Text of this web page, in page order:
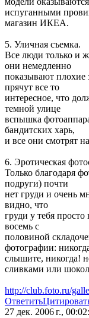
испуганными
магазин ИКЕА.
5. Уличная съемка.
Все люди только и
они немедленно
показывают плохие
прячут все то
интересное, что
темной улице
вспышка
бандитских харь,
и все они смотрят
6. Эротическая
Только благодаря
подруги) почти
нет груди и очень
видно, что
груди у тебя
восемь с
половиной
фотографии:
слышите, никогда!
сливками или
http://club.foto.ru/
Ответить
27 дек. 2006 г.,